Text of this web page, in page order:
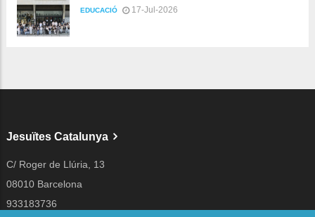
EDUCACIÓ 17-Jul-2026
Jesuïtes Catalunya
C/ Roger de Llúria, 13
08010 Barcelona
933183736